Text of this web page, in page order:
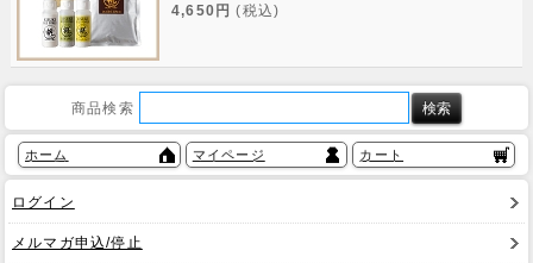
4,650円 (税込)
商品検索
ホーム マイページ カート
ログイン
メルマガ申込/停止